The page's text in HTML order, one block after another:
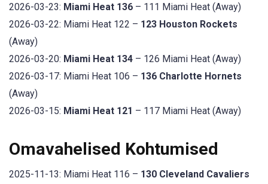
2026-03-23: Miami Heat 136 – 111 Miami Heat (Away)
2026-03-22: Miami Heat 122 – 123 Houston Rockets
(Away)
2026-03-20: Miami Heat 134 – 126 Miami Heat (Away)
2026-03-17: Miami Heat 106 – 136 Charlotte Hornets
(Away)
2026-03-15: Miami Heat 121 – 117 Miami Heat (Away)
Omavahelised Kohtumised
2025-11-13: Miami Heat 116 – 130 Cleveland Cavaliers